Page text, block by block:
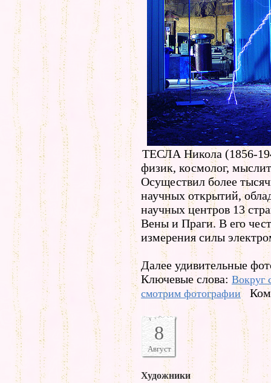
ТЕСЛА Никола (1856-
физик, космолог,
Осуществил более
научных открытий,
научных центров 13
Вены и Праги. В его
измерения силы
Далее удивительные
Ключевые слова: Вокруг
смотрим фотографии
8
Август
Художники